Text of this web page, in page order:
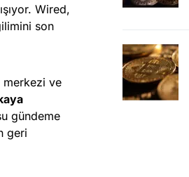
Wired,
son
merkezi ve
gündeme
geri